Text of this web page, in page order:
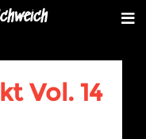
Vol. 14